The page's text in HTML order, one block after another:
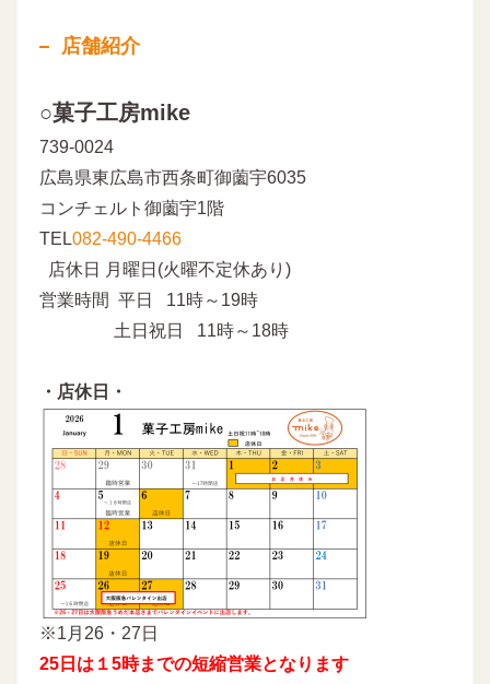
店舗紹介
○菓子工房mike
739-0024
広島県東広島市西条町御薗宇6035
コンチェルト御薗宇1階
TEL082-490-4466
店休日 月曜日(火曜不定休あり)
営業時間 平日 11時～19時
土日祝日 11時～18時
・店休日・
※1月26・27日
25日は１5時までの短縮営業となります